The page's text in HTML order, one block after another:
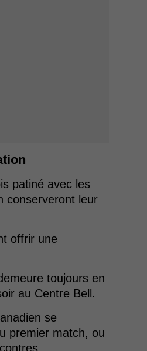
patiné avec les
conserveront leur
offrir une
toujours en
au Centre Bell.
se
premier match, ou